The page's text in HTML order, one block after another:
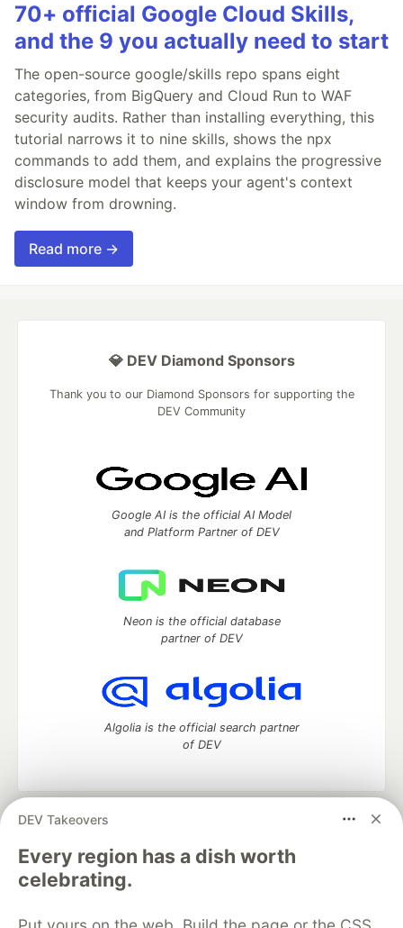
70+ official Google Cloud Skills,
and the 9 you actually need to start
The open-source google/skills repo spans eight
categories, from BigQuery and Cloud Run to WAF
security audits. Rather than installing everything, this
tutorial narrows it to nine skills, shows the npx
commands to add them, and explains the progressive
disclosure model that keeps your agent's context
window from drowning.
Read more →
DEV Takeovers
Every region has a dish worth
celebrating.
💎 DEV Diamond Sponsors
Thank you to our Diamond Sponsors for supporting the
DEV Community
Google AI is the official AI Model
and Platform Partner of DEV
Neon is the official database
partner of DEV
Algolia is the official search partner
of DEV
DEV Community
development and manage your software career
Home
DEV Challenges DEV++
Videos
DEV Education Tracks
Free Postgres Database
DEV Shop MLH